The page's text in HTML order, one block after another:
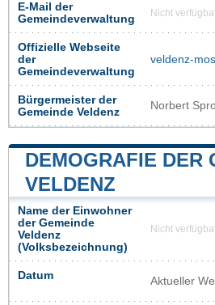
E-Mail der
Gemeindeverwaltung
Nicht
Offizielle Webseite
der
Gemeindeverwaltung
veldenz-
Bürgermeister der
Gemeinde Veldenz
Norbert
DEMOGRAFIE DER
VELDENZ
Name der Einwohner
der Gemeinde
Veldenz
(Volksbezeichnung)
Nicht
Datum Aktueller